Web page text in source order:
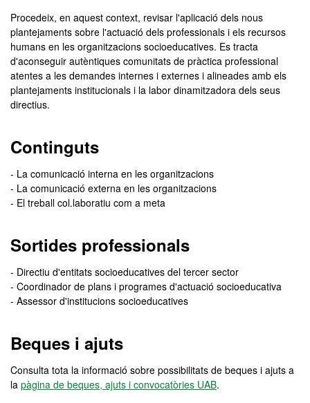
Procedeix, en aquest context, revisar l'aplicació dels nous
plantejaments sobre l'actuació dels professionals i els recursos
humans en les organitzacions socioeducatives. Es tracta
d'aconseguir autèntiques comunitats de pràctica professional
atentes a les demandes internes i externes i alineades amb els
plantejaments institucionals i la labor dinamitzadora dels seus
directius.
Continguts
- La comunicació interna en les organitzacions
- La comunicació externa en les organitzacions
- El treball col.laboratiu com a meta
Sortides professionals
- Directiu d'entitats socioeducatives del tercer sector
- Coordinador de plans i programes d'actuació socioeducativa
- Assessor d'institucions socioeducatives
Beques i ajuts
Consulta tota la informació sobre possibilitats de beques i ajuts a
la pàgina de beques, ajuts i convocatòries UAB.